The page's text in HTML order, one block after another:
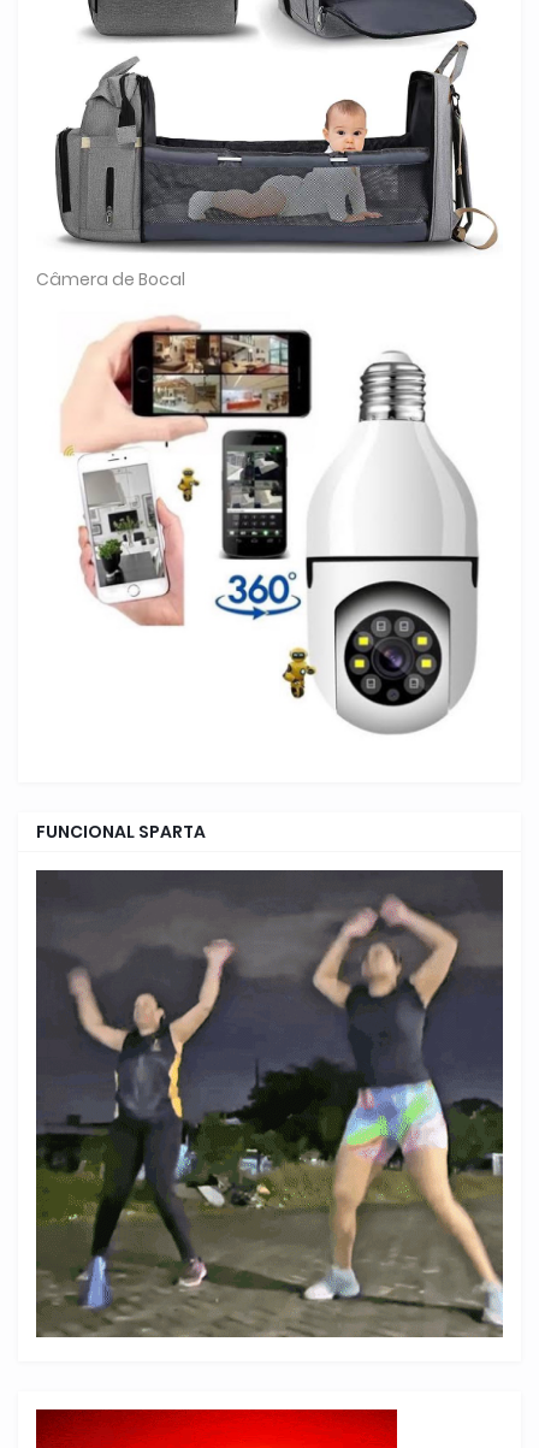
Câmera de Bocal
FUNCIONAL SPARTA